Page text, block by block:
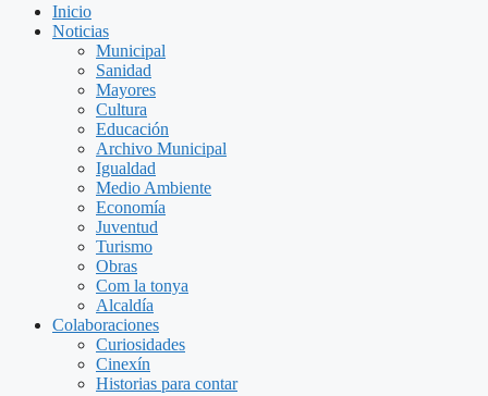
Inicio
Noticias
Municipal
Sanidad
Mayores
Cultura
Educación
Archivo Municipal
Igualdad
Medio Ambiente
Economía
Juventud
Turismo
Obras
Com la tonya
Alcaldía
Colaboraciones
Curiosidades
Cinexín
Historias para contar